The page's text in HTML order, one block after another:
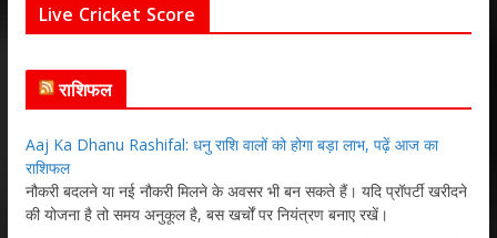
Live Cricket Score
राशिफल
Aaj Ka Dhanu Rashifal: धनु राशि वालों को होगा बड़ा लाभ, पढ़ें आज का
राशिफल
नौकरी बदलने या नई नौकरी मिलने के अवसर भी बन सकते हैं। यदि प्रॉपर्टी खरीदने
की योजना है तो समय अनुकूल है, बस खर्चों पर नियंत्रण बनाए रखें।